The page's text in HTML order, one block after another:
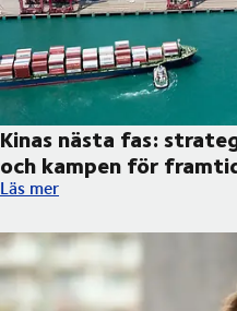
Kinas nästa fas:
och kampen för
Kinas nästa fas: strategi,
Läs mer